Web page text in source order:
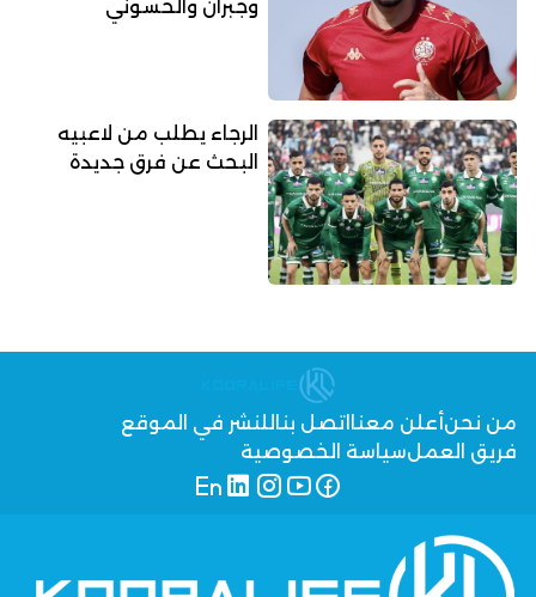
وجبران والحسوني
الرجاء يطلب من لاعبيه
البحث عن فرق جديدة
من نحنأعلن معنا اتصل بنا للنشر في الموقع
فريق العملسياسة الخصوصية